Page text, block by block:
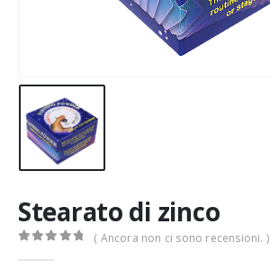
Stearato di zinco
( Ancora non ci sono recensioni. )